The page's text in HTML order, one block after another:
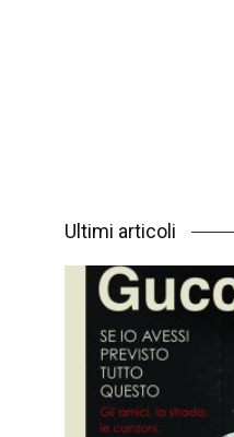
Ultimi articoli